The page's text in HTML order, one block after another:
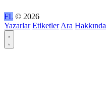
FL © 2026
Yazarlar Etiketler Ara Hakkında